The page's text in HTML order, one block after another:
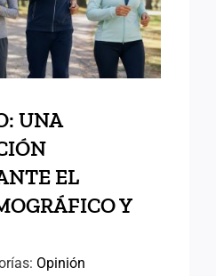
Y
UNA
EL
Y
Opinión